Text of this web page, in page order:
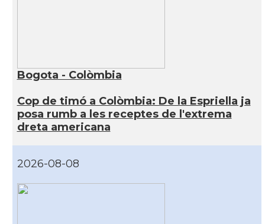
Bogota - Colòmbia
Cop de timó a Colòmbia: De la Espriella ja
posa rumb a les receptes de l'extrema
dreta americana
2026-08-08